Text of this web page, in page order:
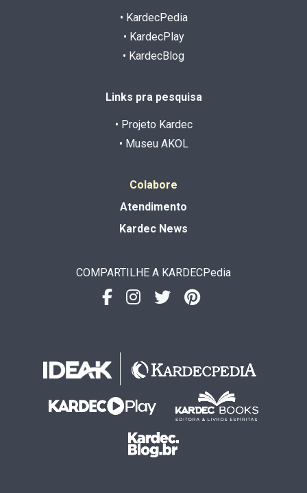
• KardecPedia
• KardecPlay
• KardecBlog
Links pra pesquisa
• Projeto Kardec
• Museu AKOL
Colabore
Atendimento
Kardec News
COMPARTILHE A KARDECPedia